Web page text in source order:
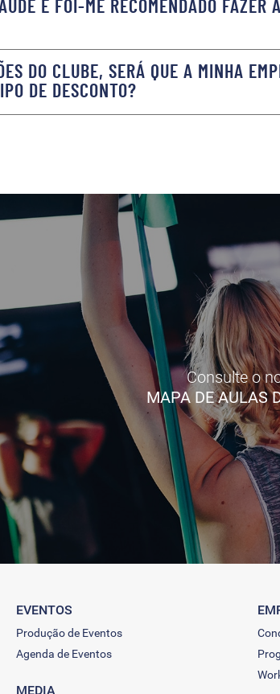
E FOI-ME RECOMENDADO
DO CLUBE, SERÁ QUE A MINHA
DE DESCONTO?
Consulte o
MAPA DE AULAS
EVENTOS
Produção de Eventos
Agenda de Eventos
MEDIA